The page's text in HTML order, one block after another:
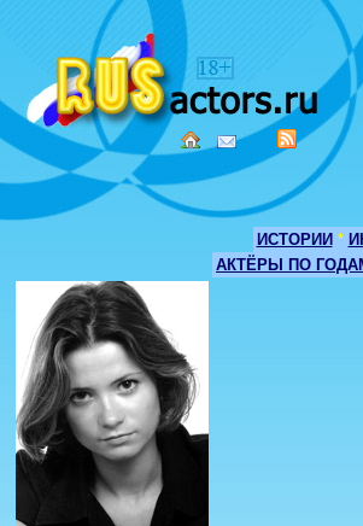
ИСТОРИИ *
АКТЁРЫ ПО